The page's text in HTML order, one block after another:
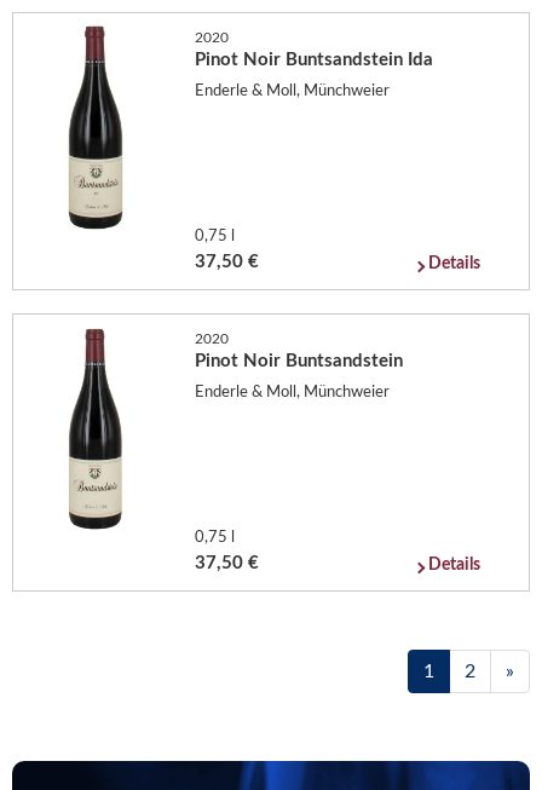
2020
Pinot Noir Buntsandstein Ida
Enderle & Moll, Münchweier
0,75 l
37,50 € Details
2020
Pinot Noir Buntsandstein
Enderle & Moll, Münchweier
0,75 l
37,50 € Details
1 2 »